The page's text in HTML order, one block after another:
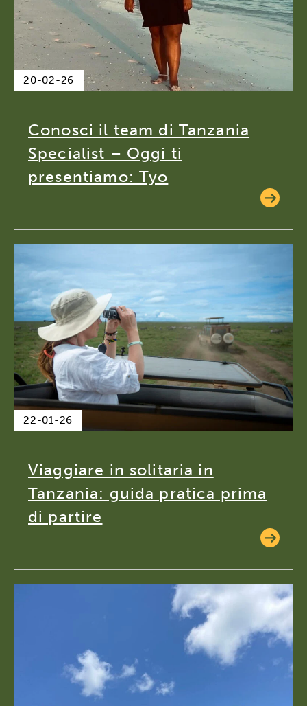
20-02-26
Conosci il team di Tanzania
Specialist – Oggi ti
presentiamo: Tyo
22-01-26
Viaggiare in solitaria in
Tanzania: guida pratica prima
di partire